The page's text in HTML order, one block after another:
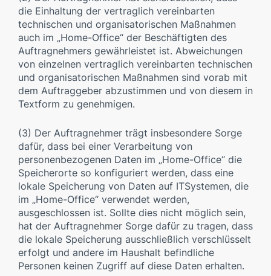
die Einhaltung der vertraglich vereinbarten
technischen und organisatorischen Maßnahmen
auch im „Home-Office“ der Beschäftigten des
Auftragnehmers gewährleistet ist. Abweichungen
von einzelnen vertraglich vereinbarten technischen
und organisatorischen Maßnahmen sind vorab mit
dem Auftraggeber abzustimmen und von diesem in
Textform zu genehmigen.
(3) Der Auftragnehmer trägt insbesondere Sorge
dafür, dass bei einer Verarbeitung von
personenbezogenen Daten im „Home-Office“ die
Speicherorte so konfiguriert werden, dass eine
lokale Speicherung von Daten auf ITSystemen, die
im „Home-Office“ verwendet werden,
ausgeschlossen ist. Sollte dies nicht möglich sein,
hat der Auftragnehmer Sorge dafür zu tragen, dass
die lokale Speicherung ausschließlich verschlüsselt
erfolgt und andere im Haushalt befindliche
Personen keinen Zugriff auf diese Daten erhalten.